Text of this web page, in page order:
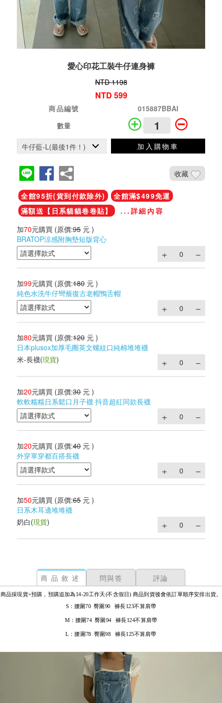
愛心印花工裝牛仔連身褲
NTD 1198
NTD 599
商品編號
015887BBAI
數量
加入購物車
收藏
全館95折(貨到付款除外)
全館滿$499免運
滿額送【日系貓貓卷卷貼】
...詳細內容
加70元購買 (原價:95 元 )
BRATOP涼感附胸墊短版背心
加99元購買 (原價:180 元 )
純色水洗牛仔彎簷復古老帽鴨舌帽
加80元購買 (原價:120 元 )
日本plusox加厚毛圈英文螺紋口純棉堆堆襪
米-長襪(現貨)
加20元購買 (原價:30 元 )
軟軟糯糯日系鬆口月子襪 抖音超紅同款長襪
加20元購買 (原價:40 元 )
外穿單穿都百搭長襪
加50元購買 (原價:65 元 )
日系木耳邊堆堆襪
奶白(現貨)
商品敘述 問與答 評論